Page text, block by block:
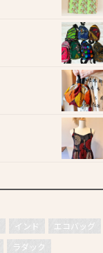
インド
エコバッグ
ラダック